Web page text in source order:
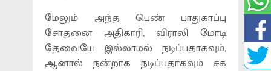
மேலும் அந்த பெண் பாதுகாப்பு
சோதனை அதிகாரி, விராலி மோடி
தேவையே இல்லாமல் நடிப்பதாகவும்,
ஆனால் நன்றாக நடிப்பதாகவும் சக